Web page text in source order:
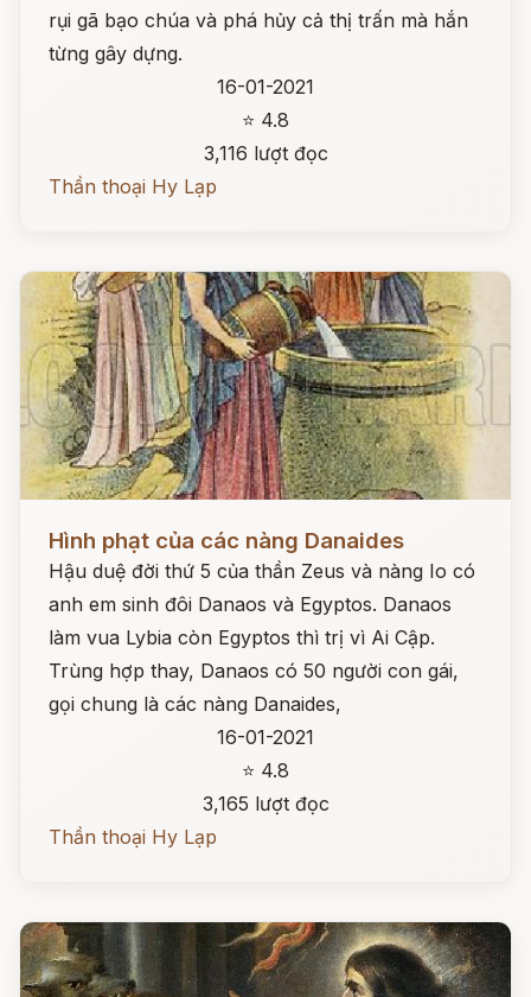
rụi gã bạo chúa và phá hủy cả thị trấn mà hắn
từng gây dựng.
16-01-2021
⭐ 4.8
3,116 lượt đọc
Thần thoại Hy Lạp
Hình phạt của các nàng Danaides
Hậu duệ đời thứ 5 của thần Zeus và nàng Io có
anh em sinh đôi Danaos và Egyptos. Danaos
làm vua Lybia còn Egyptos thì trị vì Ai Cập.
Trùng hợp thay, Danaos có 50 người con gái,
gọi chung là các nàng Danaides,
16-01-2021
⭐ 4.8
3,165 lượt đọc
Thần thoại Hy Lạp